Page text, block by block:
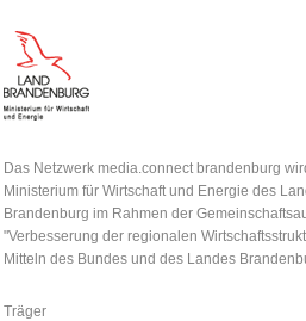
Das Netzwerk media.connect brandenburg
Ministerium für Wirtschaft und Energie des
Brandenburg im Rahmen der
"Verbesserung der regionalen
Mitteln des Bundes und des Landes
Träger